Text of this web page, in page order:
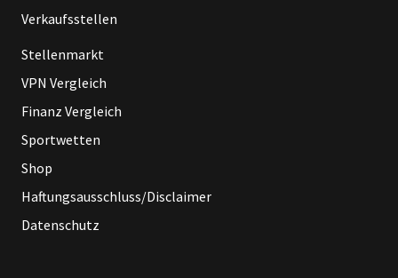
Verkaufsstellen
Stellenmarkt
VPN Vergleich
Finanz Vergleich
Sportwetten
Shop
Haftungsausschluss/Disclaimer
Datenschutz